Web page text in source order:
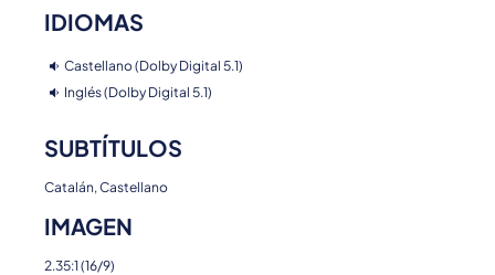
IDIOMAS
Castellano (Dolby Digital 5.1)
Inglés (Dolby Digital 5.1)
SUBTÍTULOS
Catalán, Castellano
IMAGEN
2.35:1 (16/9)